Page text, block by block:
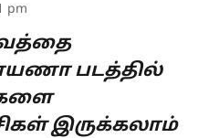
pm
படத்தில்
இருக்கலாம்